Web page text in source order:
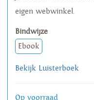
eigen webwinkel.
Bindwijze
Ebook
Bekijk Luisterboek
Op voorraad